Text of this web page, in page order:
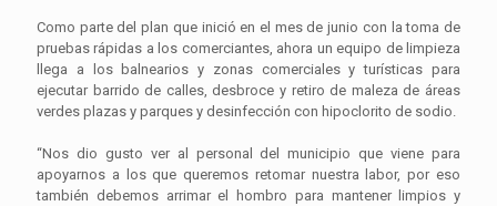
Como parte del plan que inició en el mes de junio con la toma de
pruebas rápidas a los comerciantes, ahora un equipo de limpieza
llega a los balnearios y zonas comerciales y turísticas para
ejecutar barrido de calles, desbroce y retiro de maleza de áreas
verdes plazas y parques y desinfección con hipoclorito de sodio.
“Nos dio gusto ver al personal del municipio que viene para
apoyarnos a los que queremos retomar nuestra labor, por eso
también debemos arrimar el hombro para mantener limpios y